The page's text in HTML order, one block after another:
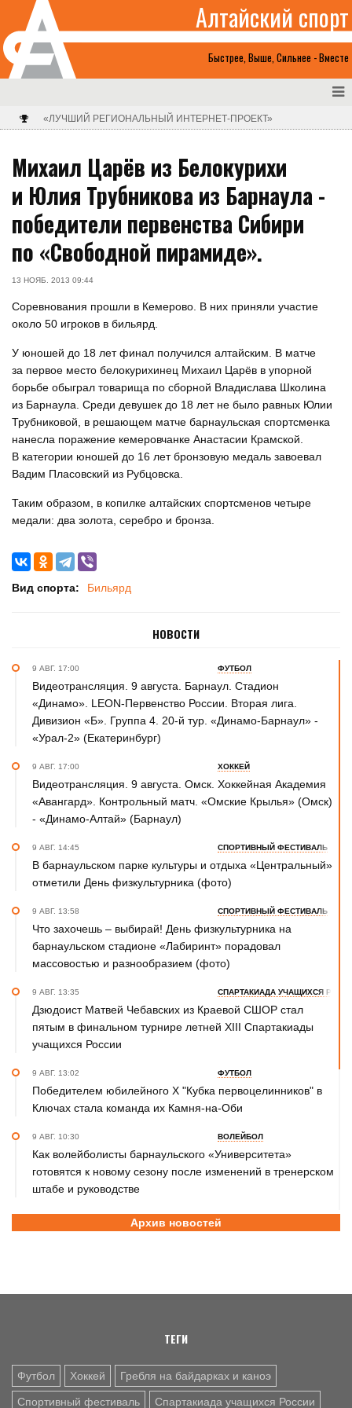
Быстрее, Выше, Сильнее - Вместе
Алтайский спорт
«ЛУЧШИЙ РЕГИОНАЛЬНЫЙ ИНТЕРНЕТ-ПРОЕКТ»
Михаил Царёв из Белокурихи
и Юлия Трубникова из Барнаула -
победители первенства Сибири
по «Свободной пирамиде».
13 НОЯБ. 2013 09:44
Соревнования прошли в Кемерово. В них приняли участие
около 50 игроков в бильярд.
У юношей до 18 лет финал получился алтайским. В матче
за первое место белокурихинец Михаил Царёв в упорной
борьбе обыграл товарища по сборной Владислава Школина
из Барнаула. Среди девушек до 18 лет не было равных Юлии
Трубниковой, в решающем матче барнаульская спортсменка
нанесла поражение кемеровчанке Анастасии Крамской.
В категории юношей до 16 лет бронзовую медаль завоевал
Вадим Пласовский из Рубцовска.
Таким образом, в копилке алтайских спортсменов четыре
медали: два золота, серебро и бронза.
Вид спорта: Бильярд
НОВОСТИ
9 АВГ. 17:00 ФУТБОЛ
Видеотрансляция. 9 августа. Барнаул. Стадион
«Динамо». LEON-Первенство России. Вторая лига.
Дивизион «Б». Группа 4. 20-й тур. «Динамо-Барнаул» -
«Урал-2» (Екатеринбург)
9 АВГ. 17:00 ХОККЕЙ
Видеотрансляция. 9 августа. Омск. Хоккейная Академия
«Авангард». Контрольный матч. «Омские Крылья» (Омск)
- «Динамо-Алтай» (Барнаул)
9 АВГ. 14:45 СПОРТИВНЫЙ ФЕСТИВАЛЬ
В барнаульском парке культуры и отдыха «Центральный»
отметили День физкультурника (фото)
9 АВГ. 13:58 СПОРТИВНЫЙ ФЕСТИВАЛЬ
Что захочешь – выбирай! День физкультурника на
барнаульском стадионе «Лабиринт» порадовал
массовостью и разнообразием (фото)
9 АВГ. 13:35 СПАРТАКИАДА УЧАЩИХСЯ
Дзюдоист Матвей Чебавских из Краевой СШОР стал
пятым в финальном турнире летней XIII Спартакиады
учащихся России
9 АВГ. 13:02 ФУТБОЛ
Победителем юбилейного Х "Кубка первоцелинников" в
Ключах стала команда их Камня-на-Оби
9 АВГ. 10:30 ВОЛЕЙБОЛ
Как волейболисты барнаульского «Университета»
готовятся к новому сезону после изменений в тренерском
штабе и руководстве
ХОККЕЙ
ХК "Динамо-Алтай» уступил «Омским Крыльям» в первом
Полина разбежалась. Ткалич берёт реванш у
Садовничевой на командном чемпионате России
Архив новостей
ТЕГИ
Футбол Хоккей Гребля на байдарках и каноэ
Спортивный фестиваль Спартакиада учащихся России